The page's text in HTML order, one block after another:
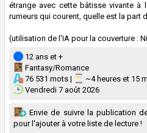
étrange avec cette bâtisse vivante à
rumeurs qui courent, quelle est la part
(utilisation de l'IA pour la couverture :
12 ans et +
Fantasy/Romance
76 531 mots |
~4 heures et 15
Vendredi 7 août 2026
Envie de suivre la publication
pour l'ajouter à votre liste de lecture !